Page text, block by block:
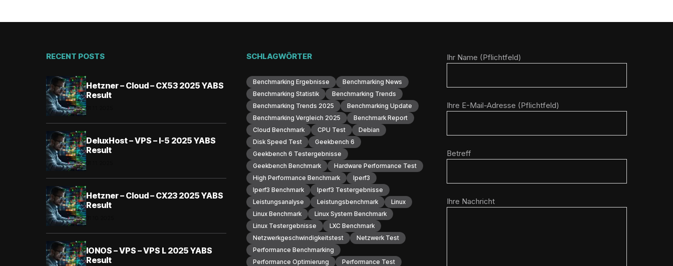
RECENT POSTS
Hetzner – Cloud – CX53 2025 YABS
Result
DeluxHost – VPS – I-5 2025 YABS
Result
Hetzner – Cloud – CX23 2025 YABS
Result
IONOS – VPS – VPS L 2025 YABS
Result
SCHLAGWÖRTER
Benchmarking Ergebnisse
Benchmarking News
Benchmarking Statistik
Benchmarking Trends
Benchmarking Trends 2025
Benchmarking Update
Benchmarking Vergleich 2025
Benchmark Report
Cloud Benchmark
CPU Test
Debian
Disk Speed Test
Geekbench 6
Geekbench 6 Testergebnisse
Geekbench Benchmark
Hardware Performance Test
High Performance Benchmark
Iperf3
Iperf3 Benchmark
Iperf3 Testergebnisse
Leistungsanalyse
Leistungsbenchmark
Linux
Linux Benchmark
Linux System Benchmark
Linux Testergebnisse
LXC Benchmark
Netzwerkgeschwindigkeitstest
Netzwerk Test
Performance Benchmarking
Performance Optimierung
Performance Test
Ihr Name (Pflichtfeld)
Ihre E-Mail-Adresse (Pflichtfeld)
Betreff
Ihre Nachricht